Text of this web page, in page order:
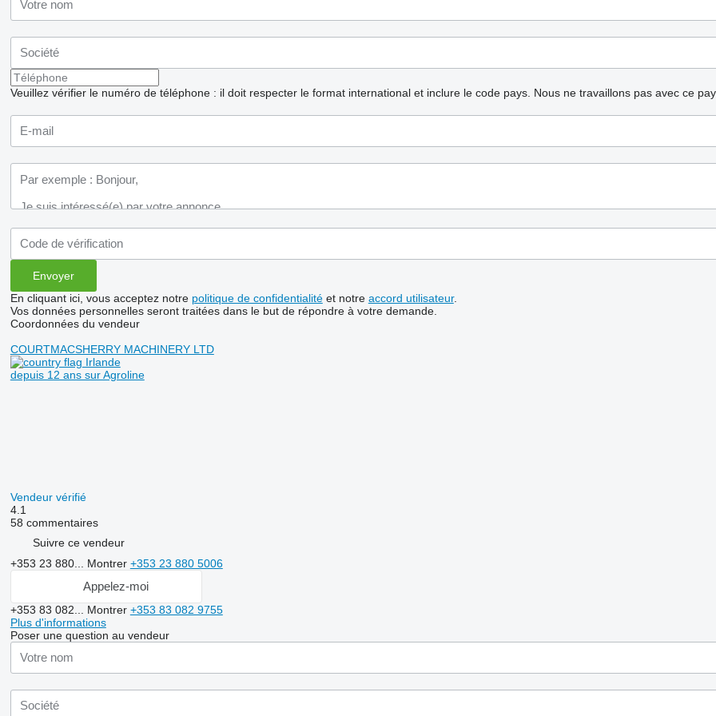
Veuillez vérifier le numéro de téléphone : il doit respecter le format international et inclure le code pays. Nous ne travaillons pas avec ce
En cliquant ici, vous acceptez notre politique de confidentialitéet notre accord utilisateur.
Vos données personnelles seront traitées dans le but de répondre à votre demande.
Coordonnées du vendeur
COURTMACSHERRY MACHINERY LTD
Irlande
depuis 12 ans sur Agroline
Vendeur vérifié
4.1
58 commentaires
Suivre ce vendeur
+353 23 880... Montrer +353 23 880 5006
Appelez-moi
+353 83 082... Montrer +353 83 082 9755
Plus d'informations
Poser une question au vendeur